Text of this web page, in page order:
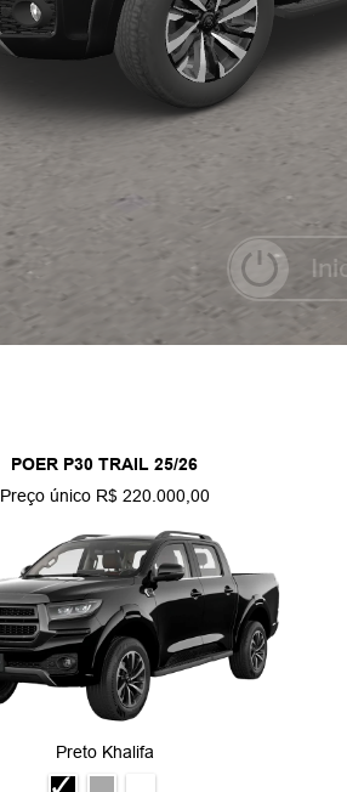
POER P30 TRAIL 25/26
Preço único R$ 220.000,00
Preto Khalifa